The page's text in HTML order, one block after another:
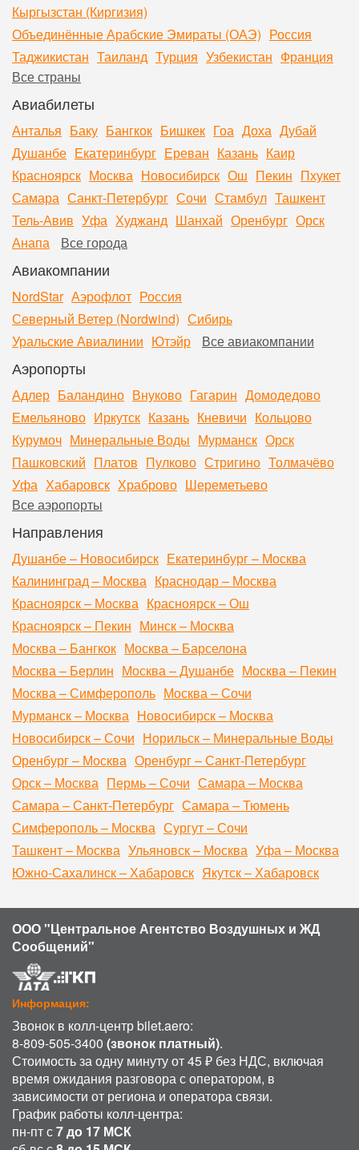
Кыргызстан (Киргизия)
Объединённые Арабские Эмираты (ОАЭ) Россия
Таджикистан Таиланд Турция Узбекистан Франция
Все страны
Авиабилеты
Анталья Баку Бангкок Бишкек Гоа Доха Дубай
Душанбе Екатеринбург Ереван Казань Каир
Красноярск Москва Новосибирск Ош Пекин Пхукет
Самара Санкт-Петербург Сочи Стамбул Ташкент
Тель-Авив Уфа Худжанд Шанхай Оренбург Орск
Анапа
Все города
Авиакомпании
NordStar Аэрофлот Россия
Северный Ветер (Nordwind) Сибирь
Уральские Авиалинии Ютэйр Все авиакомпании
Аэропорты
Адлер Баландино Внуково Гагарин Домодедово
Емельяново Иркутск Казань Кневичи Кольцово
Курумоч Минеральные Воды Мурманск Орск
Пашковский Платов Пулково Стригино Толмачёво
Уфа Хабаровск Храброво Шереметьево
Все аэропорты
Направления
Душанбе – Новосибирск Екатеринбург – Москва
Калининград – Москва Краснодар – Москва
Красноярск – Москва Красноярск – Ош
Красноярск – Пекин Минск – Москва
Москва – Бангкок Москва – Барселона
Москва – Берлин Москва – Душанбе Москва – Пекин
Москва – Симферополь Москва – Сочи
Мурманск – Москва Новосибирск – Москва
Новосибирск – Сочи Норильск – Минеральные Воды
Оренбург – Москва Оренбург – Санкт-Петербург
Орск – Москва Пермь – Сочи Самара – Москва
Самара – Санкт-Петербург Самара – Тюмень
Симферополь – Москва Сургут – Сочи
Ташкент – Москва Ульяновск – Москва Уфа – Москва
Южно-Сахалинск – Хабаровск Якутск – Хабаровск
ООО "Центральное Агентство Воздушных и ЖД
Сообщений"
Информация:
Звонок в колл-центр bilet.aero:
8-809-505-3400 (звонок платный).
Стоимость за одну минуту от 45 ₽ без НДС, включая
время ожидания разговора с оператором, в
зависимости от региона и оператора связи.
График работы колл-центра:
пн-пт с7 до 17 МСК